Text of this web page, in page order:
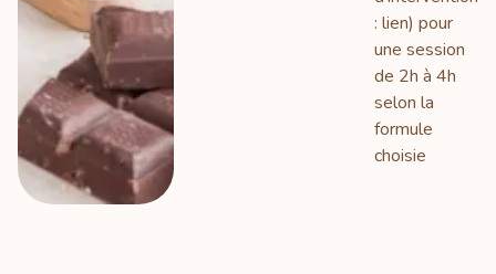
: lien) pour
une session
de 2h à 4h
selon la
formule
choisie